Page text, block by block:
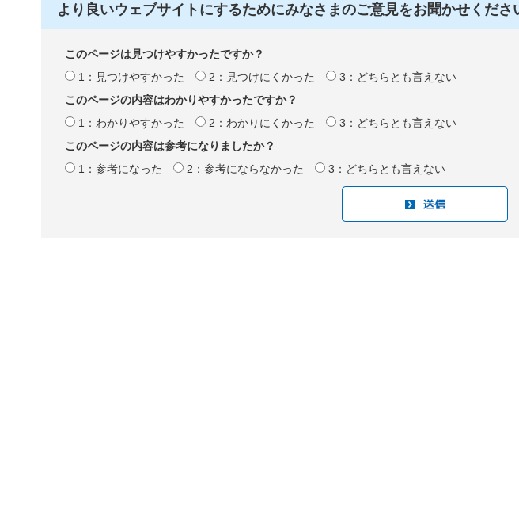
より良いウェブサイトにするためにみなさまのご意見をお聞かせくださ
このページは見つけやすかったですか？
1：見つけやすかった
2：見つけにくかった
3：どちらとも言えない
このページの内容はわかりやすかったですか？
1：わかりやすかった
2：わかりにくかった
3：どちらとも言えない
このページの内容は参考になりましたか？
1：参考になった
2：参考にならなかった 3：どちらとも言えない